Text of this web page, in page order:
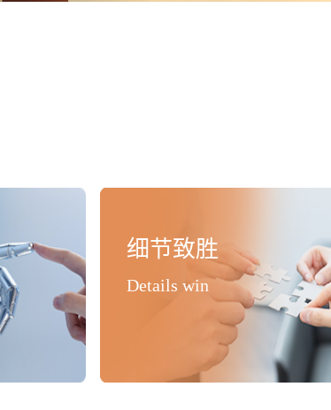
细节致胜
Details win